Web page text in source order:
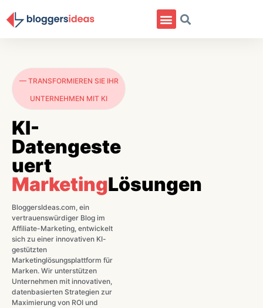
— TRANSFORMIEREN SIE IHR
UNTERNEHMEN MIT KI
KI-
Datengeste
uert
MarketingLösungen
BloggersIdeas.com, ein
vertrauenswürdiger Blog im
Affiliate-Marketing, entwickelt
sich zu einer innovativen KI-
gestützten
Marketinglösungsplattform für
Marken. Wir unterstützen
Unternehmen mit innovativen,
datenbasierten Strategien zur
Maximierung von ROI und